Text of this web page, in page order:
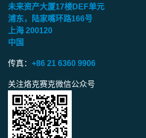
未来资产大厦17楼DEF单元
浦东，陆家嘴环路166号
上海 200120
中国
传真： +86 21 6360 9906
关注烙克赛克微信公众号